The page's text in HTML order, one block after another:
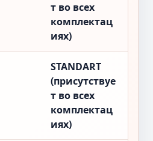
т во всех
комплектац
иях)
STANDART
(присутствуе
т во всех
комплектац
иях)